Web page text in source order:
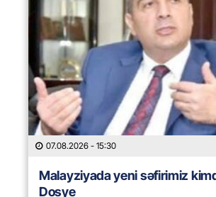
07.08.2026 - 15:30
Malayziyada yeni səfirimiz
Dosye